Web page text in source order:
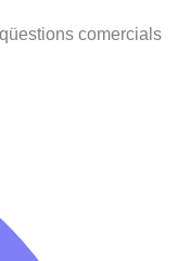
comercials